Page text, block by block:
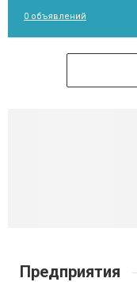
0 объявлений
Предприятия